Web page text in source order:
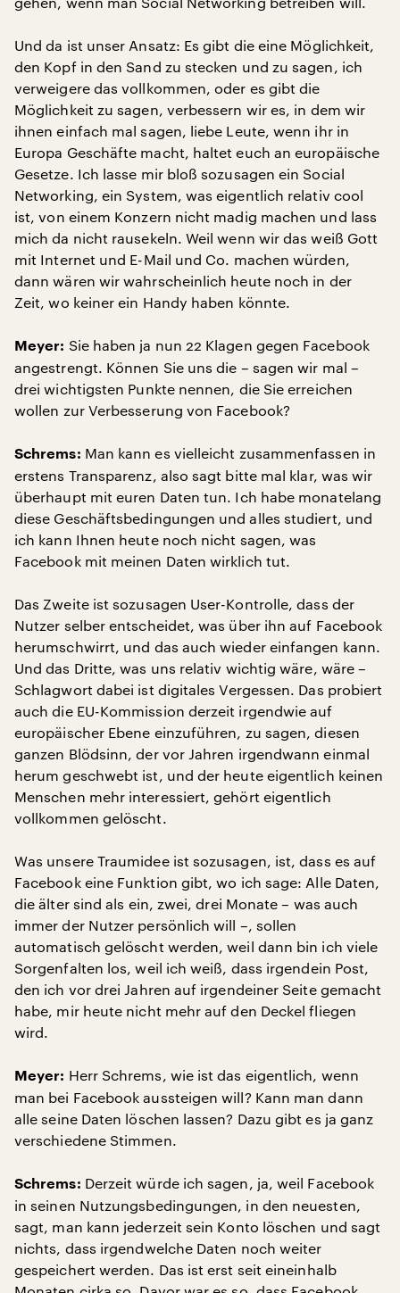
Und da ist unser Ansatz: Es gibt die eine Möglichkeit,
den Kopf in den Sand zu stecken und zu sagen, ich
verweigere das vollkommen, oder es gibt die
Möglichkeit zu sagen, verbessern wir es, in dem wir
ihnen einfach mal sagen, liebe Leute, wenn ihr in
Europa Geschäfte macht, haltet euch an europäische
Gesetze. Ich lasse mir bloß sozusagen ein Social
Networking, ein System, was eigentlich relativ cool
ist, von einem Konzern nicht madig machen und lass
mich da nicht rausekeln. Weil wenn wir das weiß Gott
mit Internet und E-Mail und Co. machen würden,
dann wären wir wahrscheinlich heute noch in der
Zeit, wo keiner ein Handy haben könnte.
Meyer: Sie haben ja nun 22 Klagen gegen Facebook
angestrengt. Können Sie uns die – sagen wir mal –
drei wichtigsten Punkte nennen, die Sie erreichen
wollen zur Verbesserung von Facebook?
Schrems: Man kann es vielleicht zusammenfassen in
erstens Transparenz, also sagt bitte mal klar, was wir
überhaupt mit euren Daten tun. Ich habe monatelang
diese Geschäftsbedingungen und alles studiert, und
ich kann Ihnen heute noch nicht sagen, was
Facebook mit meinen Daten wirklich tut.
Das Zweite ist sozusagen User-Kontrolle, dass der
Nutzer selber entscheidet, was über ihn auf Facebook
herumschwirrt, und das auch wieder einfangen kann.
Und das Dritte, was uns relativ wichtig wäre, wäre –
Schlagwort dabei ist digitales Vergessen. Das probiert
auch die EU-Kommission derzeit irgendwie auf
europäischer Ebene einzuführen, zu sagen, diesen
ganzen Blödsinn, der vor Jahren irgendwann einmal
herum geschwebt ist, und der heute eigentlich keinen
Menschen mehr interessiert, gehört eigentlich
vollkommen gelöscht.
Was unsere Traumidee ist sozusagen, ist, dass es auf
Facebook eine Funktion gibt, wo ich sage: Alle Daten,
die älter sind als ein, zwei, drei Monate – was auch
immer der Nutzer persönlich will –, sollen
automatisch gelöscht werden, weil dann bin ich viele
Sorgenfalten los, weil ich weiß, dass irgendein Post,
den ich vor drei Jahren auf irgendeiner Seite gemacht
habe, mir heute nicht mehr auf den Deckel fliegen
wird.
Meyer: Herr Schrems, wie ist das eigentlich, wenn
man bei Facebook aussteigen will? Kann man dann
alle seine Daten löschen lassen? Dazu gibt es ja ganz
verschiedene Stimmen.
Schrems: Derzeit würde ich sagen, ja, weil Facebook
in seinen Nutzungsbedingungen, in den neuesten,
sagt, man kann jederzeit sein Konto löschen und sagt
nichts, dass irgendwelche Daten noch weiter
gespeichert werden. Das ist erst seit eineinhalb